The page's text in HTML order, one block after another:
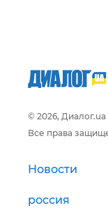
© 2026, Диалог.ua
Все права
Новости
россия